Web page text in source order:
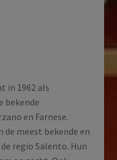
in 1962 als
bekende
en Farnese.
de meest bekende en
regio Salento. Hun